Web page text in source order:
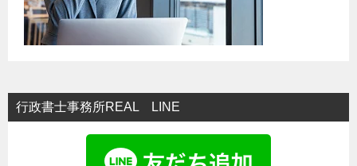
行政書士事務所REAL LINE